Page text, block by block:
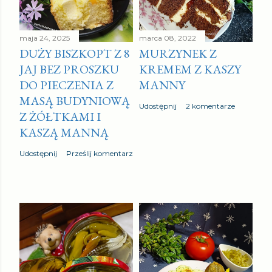
o
m
e
n
t
a
r
z
maja 24, 2025
DUŻY BISZKOPT Z 8
JAJ BEZ PROSZKU
DO PIECZENIA Z
MASĄ BUDYNIOWĄ
Z ŻÓŁTKAMI I
KASZĄ MANNĄ
Udostępnij Prześlij komentarz
marca 08, 2022
MURZYNEK Z
KREMEM Z KASZY
MANNY
Udostępnij 2 komentarze